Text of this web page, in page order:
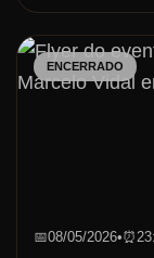
ENCERRADO
📅08/05/2026•⏰